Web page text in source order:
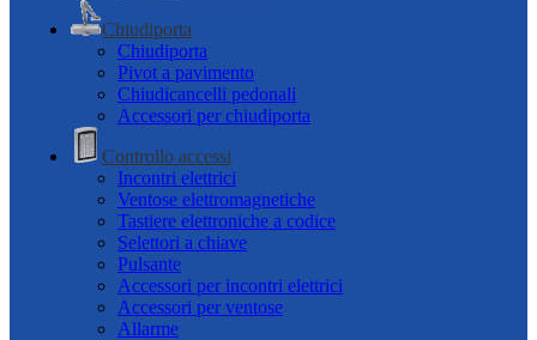
Chiudiporta
Chiudiporta
Pivot a pavimento
Chiudicancelli pedonali
Accessori per chiudiporta
Controllo accessi
Incontri elettrici
Ventose elettromagnetiche
Tastiere elettroniche a codice
Selettori a chiave
Pulsante
Accessori per incontri elettrici
Accessori per ventose
Allarme